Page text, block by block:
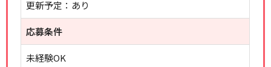
更新予定：あり
応募条件
未経験OK